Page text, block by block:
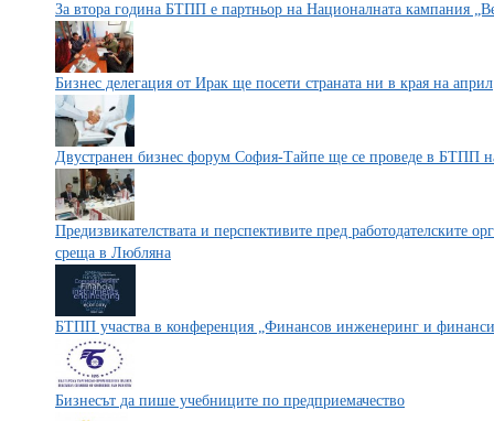
За втора година БТПП е партньор на Националната кампания
Бизнес делегация от Ирак ще посети страната ни в края на април
Двустранен бизнес форум София-Тайпе ще се проведе в БТПП
Предизвикателствата и перспективите пред работодателските
среща в Любляна
БТПП участва в конференция „Финансов инженеринг и
Бизнесът да пише учебниците по предприемачество